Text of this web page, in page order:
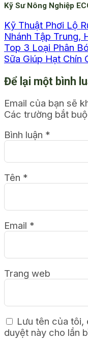
Kỹ Sư Nông Nghiệp
Kỹ Thuật Phơi Lộ
Nhánh Tập Trung,
Top 3 Loại Phân
Sữa Giúp Hạt Chín
Để lại một bình
Email của bạn sẽ
Các trường bắt
Bình luận *
Tên *
Email *
Trang web
Lưu tên của tôi,
duyệt này cho lần